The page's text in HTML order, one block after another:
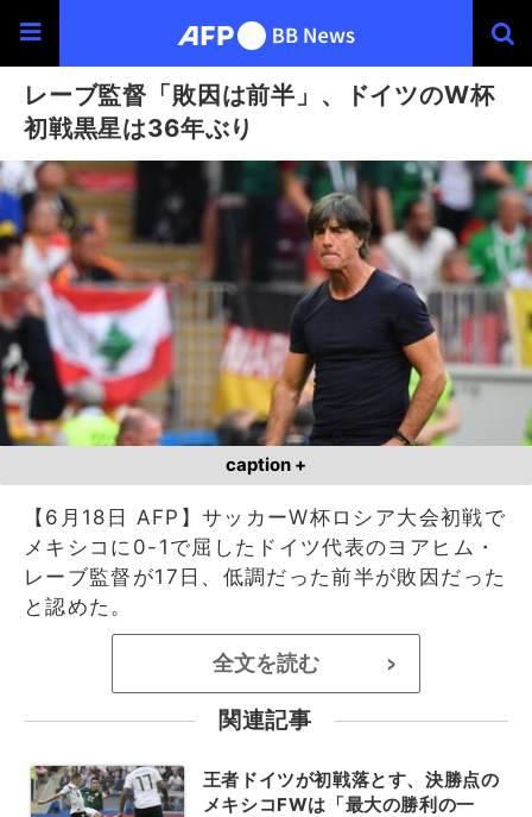
レーブ監督「敗因は前半」、ドイツのW杯
初戦黒星は36年ぶり
caption +
【6月18日 AFP】サッカーW杯ロシア大会初戦で
メキシコに0-1で屈したドイツ代表のヨアヒム・
レーブ監督が17日、低調だった前半が敗因だった
と認めた。
全文を読む >
関連記事
王者ドイツが初戦落とす、決勝点の
メキシコFWは「最大の勝利の一